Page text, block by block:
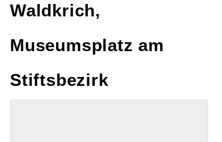
Waldkrich,
Museumsplatz am
Stiftsbezirk